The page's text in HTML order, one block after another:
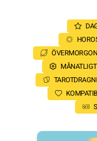
MÅNATLIGT